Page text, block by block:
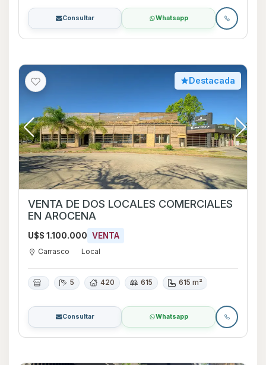
Consultar Whatsapp
Destacada
VENTA DE DOS LOCALES COMERCIALES
EN AROCENA
U$S 1.100.000 VENTA
Carrasco Local
5 420 615 615 m²
Consultar Whatsapp